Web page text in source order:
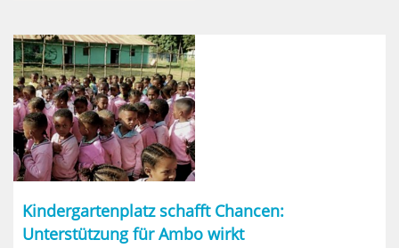
Kindergartenplatz schafft Chancen:
Unterstützung für Ambo wirkt